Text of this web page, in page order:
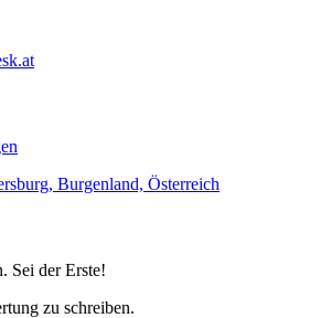
Burgenland, Österreich
Sei der Erste!
zu schreiben.